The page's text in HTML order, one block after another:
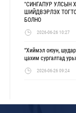
"СИНГАПУР УЛСЫН
ШИЙДВЭРЛЭХ
БОЛНО
2026-06-26 10:27
“Хиймэл оюун,
цахим сургалтад
2026-06-26 09:24